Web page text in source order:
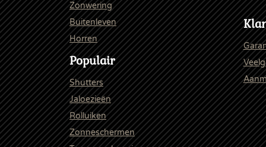
Zonwering
Buitenleven
Horren
Populair
Shutters
Jaloezieën
Rolluiken
Zonneschermen